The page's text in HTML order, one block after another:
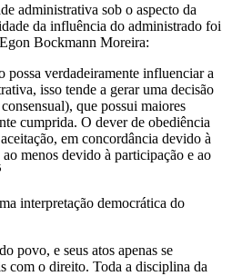
administrativa sob o aspecto da
da influência do administrado foi
Bockmann Moreira:
possa verdadeiramente influenciar a
isso tende a gerar uma decisão
que possui maiores
cumprida. O dever de obediência
em concordância devido à
menos devido à participação e ao
interpretação democrática do
povo, e seus atos apenas se
com o direito. Toda a disciplina da